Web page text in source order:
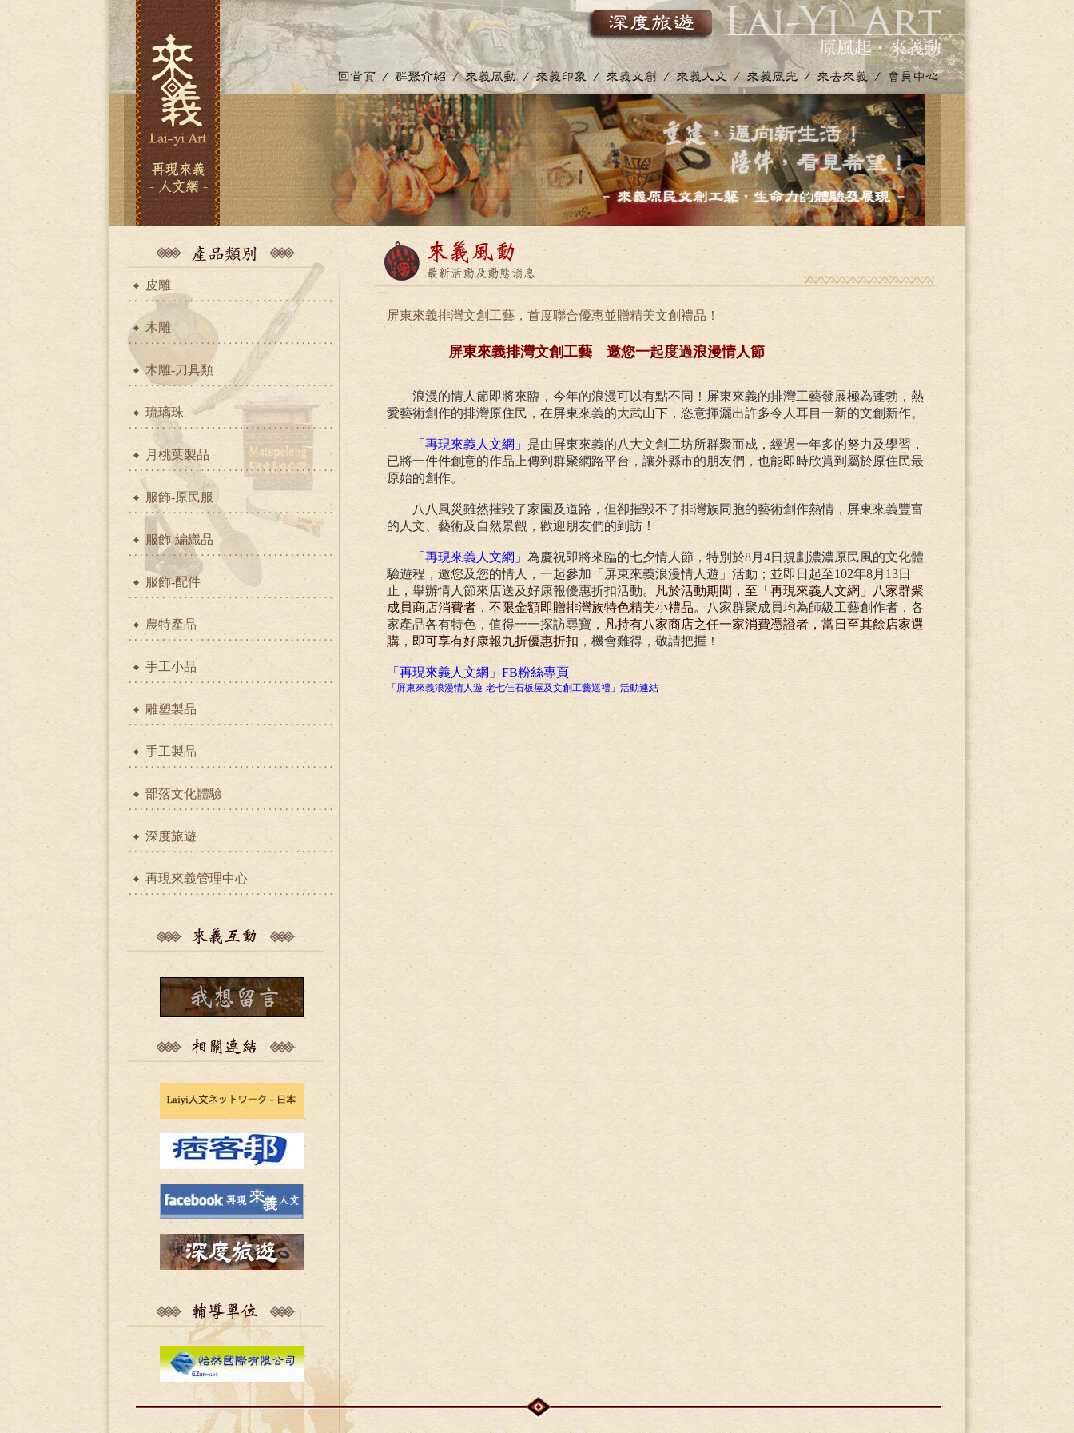
皮雕
木雕
木雕-刀具類
琉璃珠
月桃葉製品
服飾-原民服
服飾-編織品
服飾-配件
農特產品
手工小品
雕塑製品
手工製品
部落文化體驗
深度旅遊
再現來義管理中心
屏東來義排灣文創工藝，首度聯合優惠並贈精美文創禮品！
屏東來義排灣文創工藝 邀您一起度過浪漫情人節
浪漫的情人節即將來臨，今年的浪漫可以有點不同！屏東來義的排灣工藝發展極為蓬勃，熱
愛藝術創作的排灣原住民，在屏東來義的大武山下，恣意揮灑出許多令人耳目一新的文創新作。
「再現來義人文網」 是由屏東來義的八大文創工坊所群聚而成，經過一年多的努力及學習，
已將一件件創意的作品上傳到群聚網路平台，讓外縣市的朋友們，也能即時欣賞到屬於原住民最
原始的創作。
八八風災雖然摧毀了家園及道路，但卻摧毀不了排灣族同胞的藝術創作熱情，屏東來義豐富
的人文、藝術及自然景觀，歡迎朋友們的到訪！
「再現來義人文網」 為慶祝即將來臨的七夕情人節，特別於8月4日規劃濃濃原民風的文化體
驗遊程，邀您及您的情人，一起參加 「屏東來義浪漫情人遊」活動；並即日起至102年8月13日
止，舉辦情人節來店送及好康報優惠折扣活動。 凡於活動期間，至「再現來義人文網」八家群聚
成員商店消費者，不限金額即贈排灣族特色精美小禮品。八家群聚成員均為師級工藝創作者，各
家產品各有特色，值得一一探訪尋寶， 凡持有八家商店之任一家消費憑證者，當日至其餘店家選
購，即可享有好康報九折優惠折扣，機會難得，敬請把握！
「再現來義人文網」FB粉絲專頁
「屏東來義浪漫情人遊-老七佳石板屋及文創工藝巡禮」活動連結